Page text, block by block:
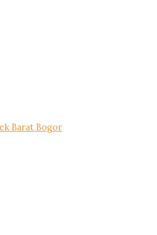
Barat Bogor